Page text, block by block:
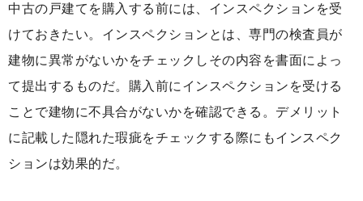
中古の戸建てを購入する前には、インスペクションを受
けておきたい。インスペクションとは、専門の検査員が
建物に異常がないかをチェックしその内容を書面によっ
て提出するものだ。購入前にインスペクションを受ける
ことで建物に不具合がないかを確認できる。デメリット
に記載した隠れた瑕疵をチェックする際にもインスペク
ションは効果的だ。